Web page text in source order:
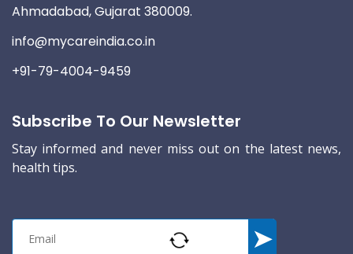
Ahmadabad, Gujarat 380009.
info@mycareindia.co.in
+91-79-4004-9459
Subscribe To Our Newsletter
Stay informed and never miss out on the latest news,
health tips.